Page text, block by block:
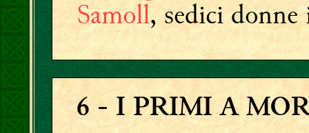
Samoll, sedici
6- I PRIMI A